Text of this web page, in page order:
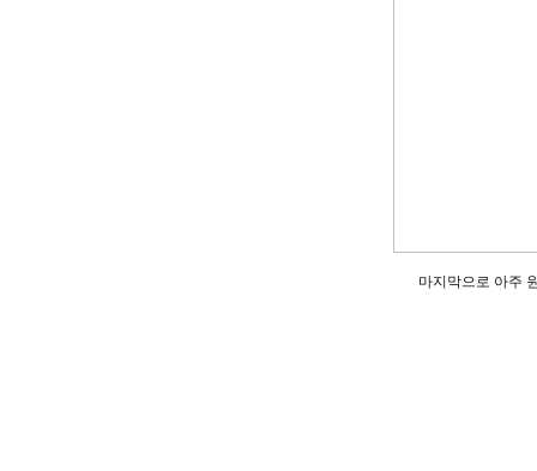
마지막으로 아주